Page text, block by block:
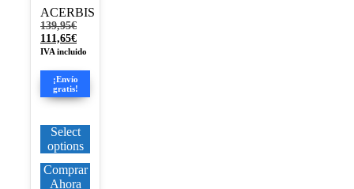
ACERBIS
139,95€El
precio
original
139,95€.
111,65€El
precio
es:
111,65€.
IVA incluido
¡Envío
gratis!
Select
options
Comprar
Ahora